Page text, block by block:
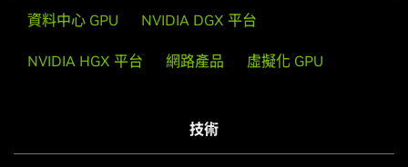
資料中心 GPU NVIDIA DGX 平台
NVIDIA HGX 平台 網路產品 虛擬化 GPU
技術